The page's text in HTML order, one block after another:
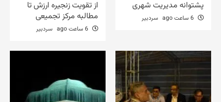
پشتوانه مدیریت شهری
سردبیر
از تقویت زنجیره ارزش تا
مطالبه مرکز تجمیعی
سردبیر